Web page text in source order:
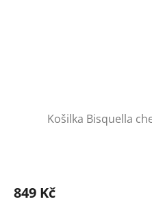
Košilka Bisquella
849 Kč